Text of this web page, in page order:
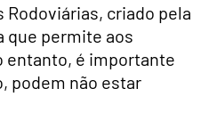
Rodoviárias, criado pela
que permite aos
entanto, é importante
podem não estar